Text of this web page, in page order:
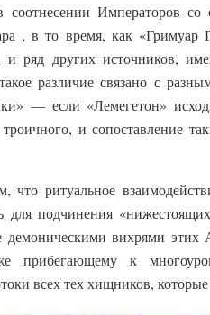
Императоров
, в то время, как «Гримуар
ряд других источников,
различие связано с
— если «Лемегетон»
и сопоставление
что ритуальное
для подчинения
демоническими вихрями этих
прибегающему к
всех тех хищников, которые